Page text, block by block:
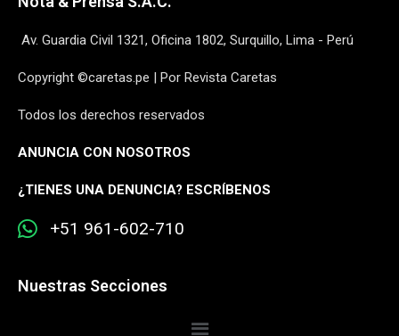
Av. Guardia Civil 1321, Oficina 1802, Surquillo, Lima - Perú
Copyright ©caretas.pe | Por Revista Caretas
Todos los derechos reservados
ANUNCIA CON NOSOTROS
¿TIENES UNA DENUNCIA? ESCRÍBENOS
+51 961-602-710
Nuestras Secciones